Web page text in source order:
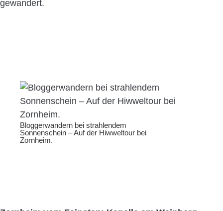
gewandert.
Bloggerwandern bei strahlendem
Sonnenschein – Auf der Hiwweltour bei
Zornheim.